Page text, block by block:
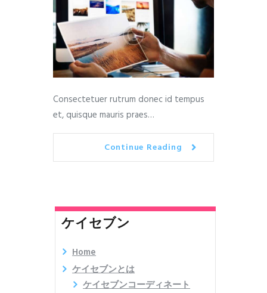
Consectetuer rutrum donec id tempus
et, quisque mauris praes…
Continue Reading
ケイセブン
Home
ケイセブンとは
ケイセブンコーディネート